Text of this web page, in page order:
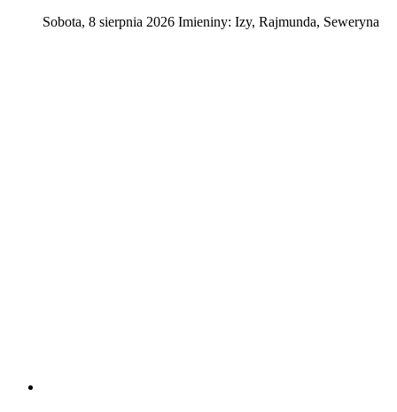
Sobota, 8 sierpnia 2026 Imieniny: Izy, Rajmunda, Seweryna